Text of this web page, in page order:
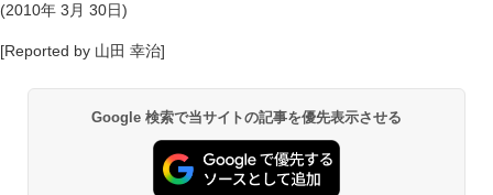
(2010年 3月 30日)
[Reported by 山田 幸治]
Google 検索で当サイトの記事を優先表示させる